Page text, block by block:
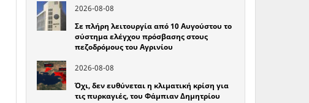
2026-08-08
Σε πλήρη λειτουργία από 10 Αυγούστου το
σύστημα ελέγχου πρόσβασης στους
πεζοδρόμους του Αγρινίου
2026-08-08
Όχι, δεν ευθύνεται η κλιματική κρίση για
τις πυρκαγιές, του Φάμπιαν Δημητρίου